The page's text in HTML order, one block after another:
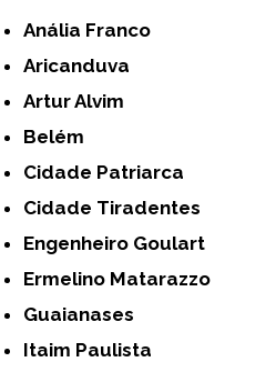
Anália Franco
Aricanduva
Artur Alvim
Belém
Cidade Patriarca
Cidade Tiradentes
Engenheiro Goulart
Ermelino Matarazzo
Guaianases
Itaim Paulista